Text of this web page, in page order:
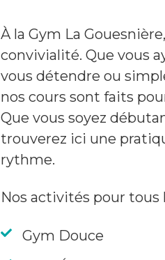
À la Gym La
convivialité. Que vous
vous détendre ou
nos cours sont faits
Que vous soyez
trouverez ici une
rythme.
Nos activités pour tous
Gym Douce